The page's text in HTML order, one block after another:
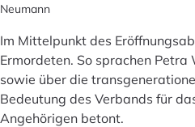
Neumann
Im Mittelpunkt des
Ermordeten. So sprachen
sowie über die
Bedeutung des Verbands für
Angehörigen betont.